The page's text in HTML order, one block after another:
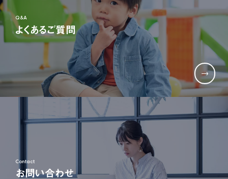
Q&A
よくあるご質問
Contact
お問い合わせ